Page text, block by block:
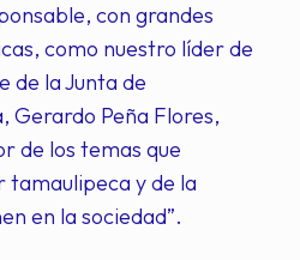
con grandes
como nuestro líder de
de la Junta de
Gerardo Peña Flores,
de los temas que
tamaulipeca y de la
en la sociedad”.